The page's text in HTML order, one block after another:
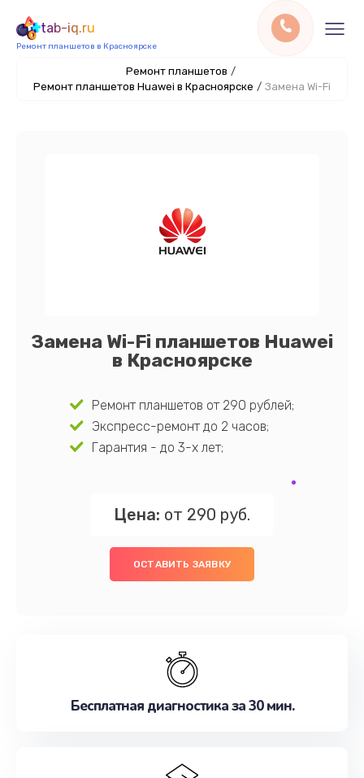
tab-iq.ru
Ремонт планшетов в Красноярске
Ремонт планшетов /
Ремонт планшетов Huawei в Красноярске / Замена Wi-Fi
Замена Wi-Fi планшетов Huawei
в Красноярске
Ремонт планшетов от 290 рублей;
Экспресс-ремонт до 2 часов;
Гарантия - до 3-х лет;
Цена: от 290 руб.
ОСТАВИТЬ ЗАЯВКУ
Бесплатная диагностика за 30 мин.